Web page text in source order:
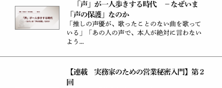
「声」が一人歩きする時代 －なぜいま
「声の保護」なのか
「推しの声優が、歌ったことのない曲を歌って
いる」「あの人の声で、本人が絶対に言わない
よう...
【連載 実務家のための営業秘密入門】第２
回